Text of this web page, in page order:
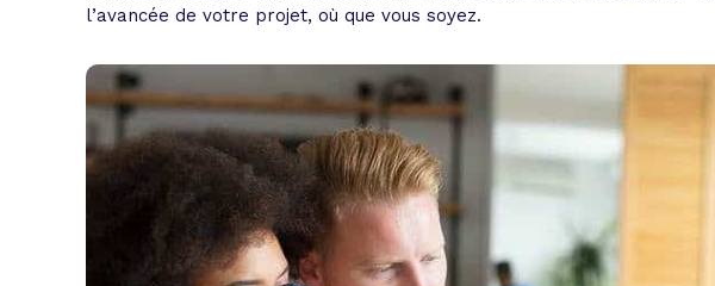
l’avancée de votre projet, où que vous soyez.